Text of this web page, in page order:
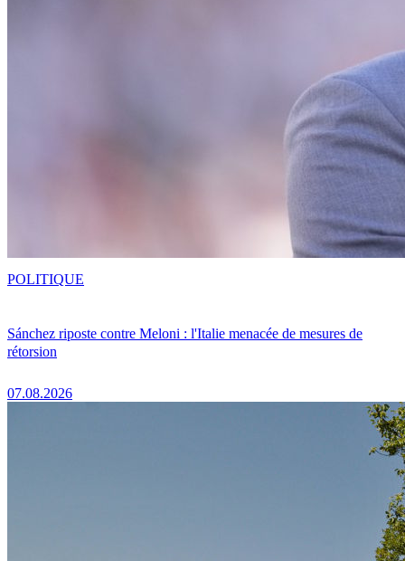
Sánchez riposte contre Meloni : l'Italie menacée de mesures de
rétorsion
07.08.2026
POLITIQUE